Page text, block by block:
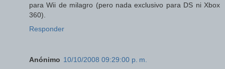
para Wii de milagro (pero nada exclusivo para DS ni Xbox
360).
Responder
Anónimo 10/10/2008 09:29:00 p. m.